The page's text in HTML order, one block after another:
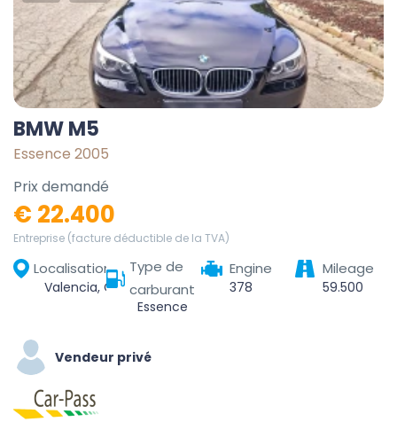
BMW M5
Essence 2005
Prix demandé
€ 22.400
Entreprise (facture déductible de la TVA)
Localisation
Valencia, Comarca de València, Valencia, Valencian Community, Spain
Type de
carburant
Essence
Engine
378
Mileage
59.500
Vendeur privé